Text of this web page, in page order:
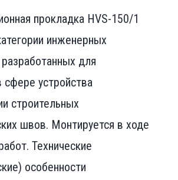
прокладка HVS-150/1
инженерных
для
сфере устройства
строительных
швов. Монтируется в ходе
Технические
особенности